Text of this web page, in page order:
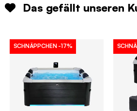
Das gefällt unseren
SCHNÄPPCHEN -17%